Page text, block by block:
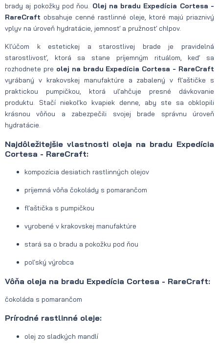
brady aj pokožky pod ňou. Olej na bradu Expedícia Cortesa -
RareCraft obsahuje cenné rastlinné oleje, ktoré majú priaznivý
vplyv na úroveň hydratácie, jemnosť a pružnosť chlpov.
Kľúčom k estetickej a starostlivej brade je pravidelná
starostlivosť, ktorá sa stane príjemným rituálom, keď sa
rozhodnete pre olej na bradu Expedícia Cortesa - RareCraft
vyrábaný v krakovskej manufaktúre a zabalený v fľaštičke s
praktickou pumpičkou, ktorá uľahčuje presné dávkovanie
produktu. Stačí niekoľko kvapiek denne, aby ste sa obklopili
krásnou vôňou a zabezpečili svojej brade správnu úroveň
hydratácie.
Najdôležitejšie vlastnosti oleja na bradu Expedícia
Cortesa - RareCraft:
kompozícia desiatich rastlinných olejov
príjemná vôňa čokolády s pomarančom
fľaštička s pumpičkou
vyrobené v krakovskej manufaktúre
stará sa o bradu a pokožku pod ňou
poľský výrobca
Vôňa oleja na bradu Expedícia Cortesa - RareCraft:
čokoláda s pomarančom
Prírodné rastlinné oleje:
olej zo sladkých mandlí